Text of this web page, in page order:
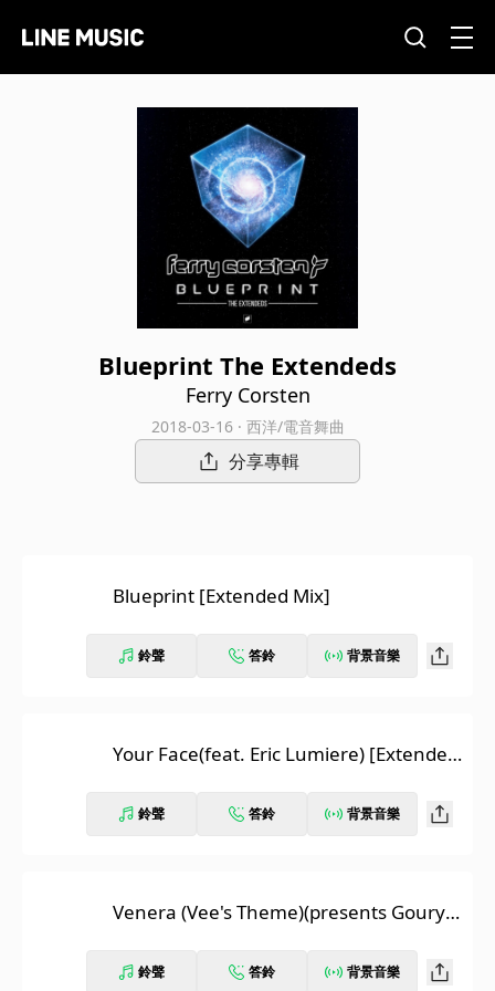
Blueprint The Extendeds
Ferry Corsten
2018-03-16 · 西洋/電音舞曲
分享專輯
Blueprint [Extended Mix]
鈴聲 答鈴 背景音樂
Your Face(feat. Eric Lumiere) [Extended
鈴聲 答鈴 背景音樂
Venera (Vee's Theme)(presents Gouryel
鈴聲 答鈴 背景音樂